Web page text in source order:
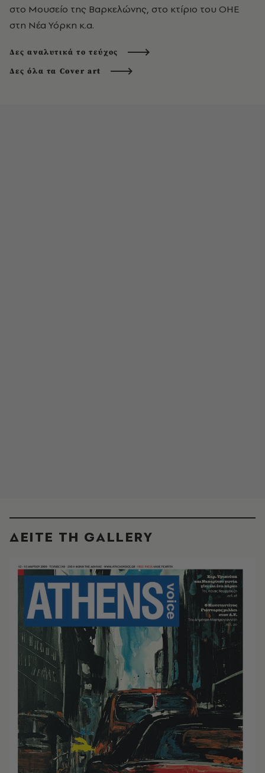
στο Μουσείο της Βαρκελώνης, στο κτίριο του ΟΗΕ
στη Νέα Υόρκη κ.α.
Δες αναλυτικά το τεύχος
Δες όλα τα Cover art
ΔΕΙΤΕ ΤΗ GALLERY